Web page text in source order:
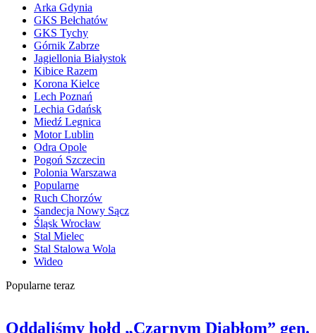
Arka Gdynia
GKS Bełchatów
GKS Tychy
Górnik Zabrze
Jagiellonia Białystok
Kibice Razem
Korona Kielce
Lech Poznań
Lechia Gdańsk
Miedź Legnica
Motor Lublin
Odra Opole
Pogoń Szczecin
Polonia Warszawa
Popularne
Ruch Chorzów
Sandecja Nowy Sącz
Śląsk Wrocław
Stal Mielec
Stal Stalowa Wola
Wideo
Popularne teraz
Oddaliśmy hołd „Czarnym Diabłom” gen.